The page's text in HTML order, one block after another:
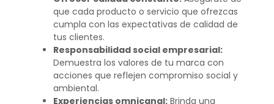
que cada producto o servicio que ofrezcas
cumpla con las expectativas de calidad de
tus clientes.
Responsabilidad social empresarial:
Demuestra los valores de tu marca con
acciones que reflejen compromiso social y
ambiental.
Experiencias omnicanal:Brinda una